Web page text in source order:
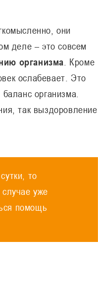
они
деле – это совсем
организма . Кроме
ослабевает. Это
организма.
так выздоровление
то
уже
помощь